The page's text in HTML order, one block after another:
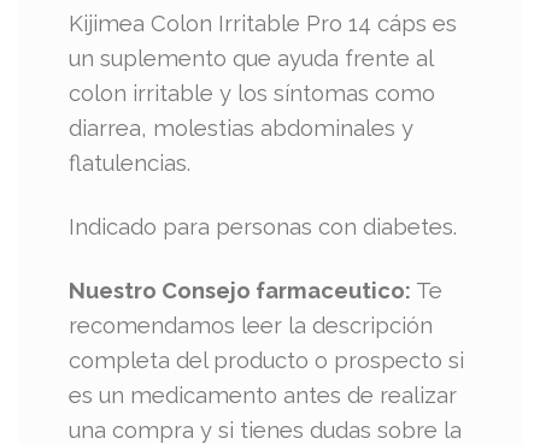
Kijimea Colon Irritable Pro 14 cáps es
un suplemento que ayuda frente al
colon irritable y los síntomas como
diarrea, molestias abdominales y
flatulencias.
Indicado para personas con diabetes.
Nuestro Consejo farmaceutico: Te
recomendamos leer la descripción
completa del producto o prospecto si
es un medicamento antes de realizar
una compra y si tienes dudas sobre la